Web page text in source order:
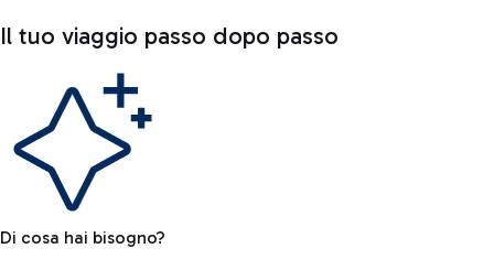
Il tuo viaggio passo dopo passo
Di cosa hai bisogno?